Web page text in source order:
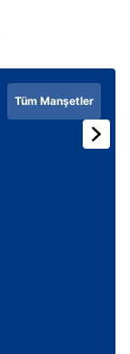
Tüm Manşetler